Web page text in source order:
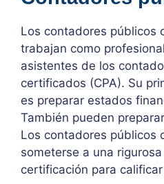
Los contadores públicos
trabajan como
asistentes de los
certificados (CPA). Su
es preparar estados
También pueden
Los contadores públicos
someterse a una
certificación para